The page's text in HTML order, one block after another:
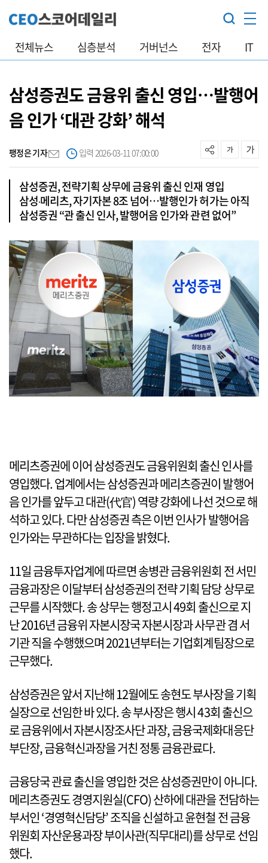
전체뉴스 심층분석 거버넌스 전자 IT
삼성증권도 금융위 출신 영입…발행어
음 인가 ‘대관 강화’ 해석
팽정은 기자 입력 2026-03-11 07:00:00
삼성증권, 전략기획 상무에 금융위 출신 인재 영입
삼성‧메리츠, 자기자본 8조 넘어…발행인가 허가는 아직
삼성증권 “관 출신 인사, 발행어음 인가와 관련 없어”
메리츠증권에 이어 삼성증권도 금융위원회 출신 인사를
영입했다. 업계에서는 삼성증권과 메리츠증권이 발행어
음 인가를 앞두고 대관(代官) 역량 강화에 나선 것으로 해
석하고 있다. 다만 삼성증권 측은 이번 인사가 발행어음
인가와는 무관하다는 입장을 밝혔다.
11일 금융투자업계에 따르면 송병관 금융위원회 전 서민
금융과장은 이달부터 삼성증권의 전략 기획 담당 상무로
근무를 시작했다. 송 상무는 행정고시 49회 출신으로 지
난 2016년 금융위 자본시장국 자본시장과 사무관 겸 서
기관 직을 수행했으며 2021년부터는 기업회계팀장으로
근무했다.
삼성증권은 앞서 지난해 12월에도 송현도 부사장을 기획
실장으로 선임한 바 있다. 송 부사장은 행시 43회 출신으
로 금융위에서 자본시장조사단 과장, 금융국제화대응단
부단장, 금융혁신과장을 거친 정통 금융관료다.
금융당국 관료 출신을 영입한 것은 삼성증권만이 아니다.
메리츠증권도 경영지원실(CFO) 산하에 대관을 전담하는
부서인 ‘경영혁신담당’ 조직을 신설하고 윤현철 전 금융
위원회 자산운용과장 부이사관(직무대리)를 상무로 선임
했다.